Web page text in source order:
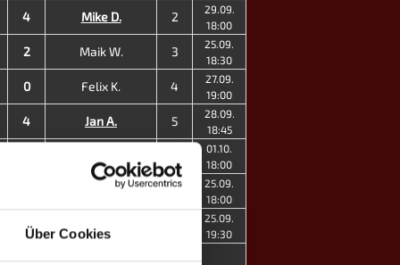
Über Cookies
4 Mike D. 2
29.09.
18:00
2 Maik W. 3
25.09.
18:30
0 Felix K. 4
27.09.
19:00
4 Jan A. 5
28.09.
18:45
01.10.
18:00
Valerie M. ♀ 11
25.09.
18:00
1 Sina S. ♀
25.09.
19:30
21 4MP